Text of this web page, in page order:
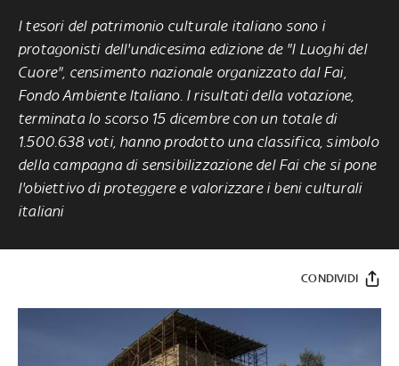
I tesori del patrimonio culturale italiano sono i
protagonisti dell'undicesima edizione de "I Luoghi del
Cuore", censimento nazionale organizzato dal Fai,
Fondo Ambiente Italiano. I risultati della votazione,
terminata lo scorso 15 dicembre con un totale di
1.500.638 voti, hanno prodotto una classifica, simbolo
della campagna di sensibilizzazione del Fai che si pone
l'obiettivo di proteggere e valorizzare i beni culturali
italiani
CONDIVIDI